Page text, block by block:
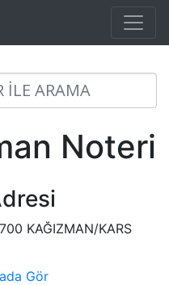
Noteri
KAĞIZMAN/KARS
Gör